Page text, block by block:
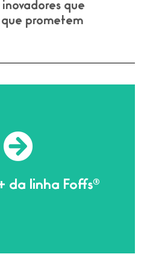
inovadores que
prometem
da linha Foffs®
aqui